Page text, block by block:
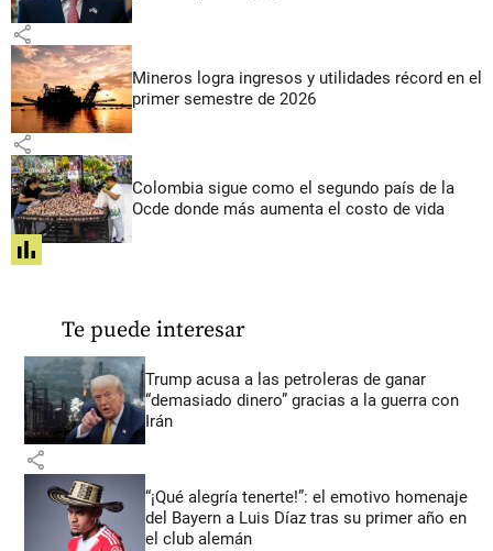
share
Mineros logra ingresos y utilidades récord en el
primer semestre de 2026
share
Colombia sigue como el segundo país de la
Ocde donde más aumenta el costo de vida
share
Te puede interesar
Trump acusa a las petroleras de ganar
“demasiado dinero” gracias a la guerra con
Irán
share
“¡Qué alegría tenerte!”: el emotivo homenaje
del Bayern a Luis Díaz tras su primer año en
el club alemán